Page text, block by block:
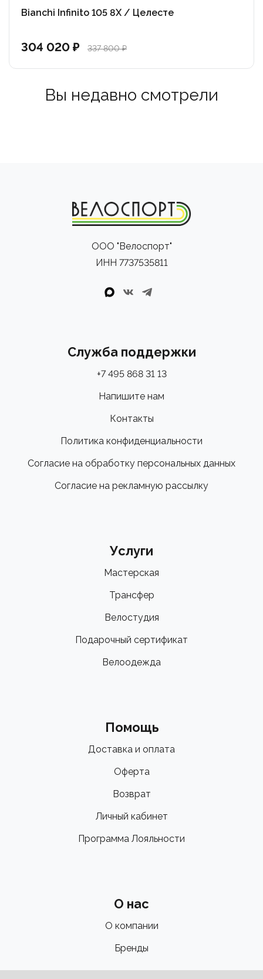
Bianchi Infinito 105 8X / Целесте
304 020 ₽ 337 800 ₽
Вы недавно смотрели
ООО "Велоспорт"
ИНН 7737535811
Служба поддержки
+7 495 868 31 13
Напишите нам
Контакты
Политика конфиденциальности
Согласие на обработку персональных данных
Согласие на рекламную рассылку
Услуги
Мастерская
Трансфер
Велостудия
Подарочный сертификат
Велоодежда
Помощь
Доставка и оплата
Оферта
Возврат
Личный кабинет
Программа Лояльности
О нас
О компании
Бренды